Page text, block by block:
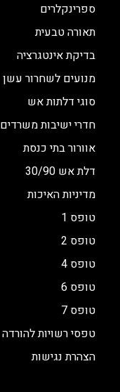
ספרינקלרים
תאורה טבעית
בדיקת אינטגרציה
מנועים לשחרור עשן
סוגי דלתות אש
חדרי ישיבות משרדים
אוורור בתי כנסת
דלת אש 30/90
מדיניות האיכות
טופס 1
טופס 2
טופס 4
טופס 6
טופס 7
טפסי רשויות להורדה
הצהרת נגישות